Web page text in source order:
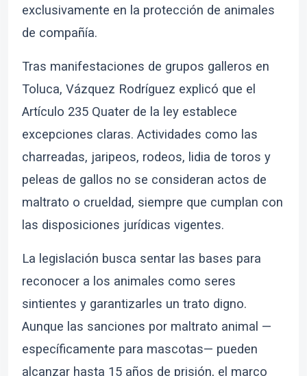
exclusivamente en la protección de animales
de compañía.
Tras manifestaciones de grupos galleros en
Toluca, Vázquez Rodríguez explicó que el
Artículo 235 Quater de la ley establece
excepciones claras. Actividades como las
charreadas, jaripeos, rodeos, lidia de toros y
peleas de gallos no se consideran actos de
maltrato o crueldad, siempre que cumplan con
las disposiciones jurídicas vigentes.
La legislación busca sentar las bases para
reconocer a los animales como seres
sintientes y garantizarles un trato digno.
Aunque las sanciones por maltrato animal —
específicamente para mascotas— pueden
alcanzar hasta 15 años de prisión, el marco